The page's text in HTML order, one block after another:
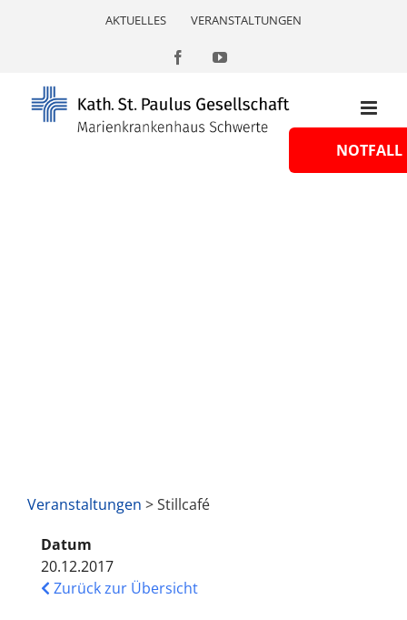
AKTUELLES VERANSTALTUNGEN
FacebookYouTube
Veranstaltungen > Stillcafé
Datum
20.12.2017
Zurück zur Übersicht
NOTFALL